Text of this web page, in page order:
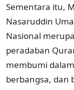
Sementara itu,
Nasaruddin
Nasional
peradaban
membumi
berbangsa, dan